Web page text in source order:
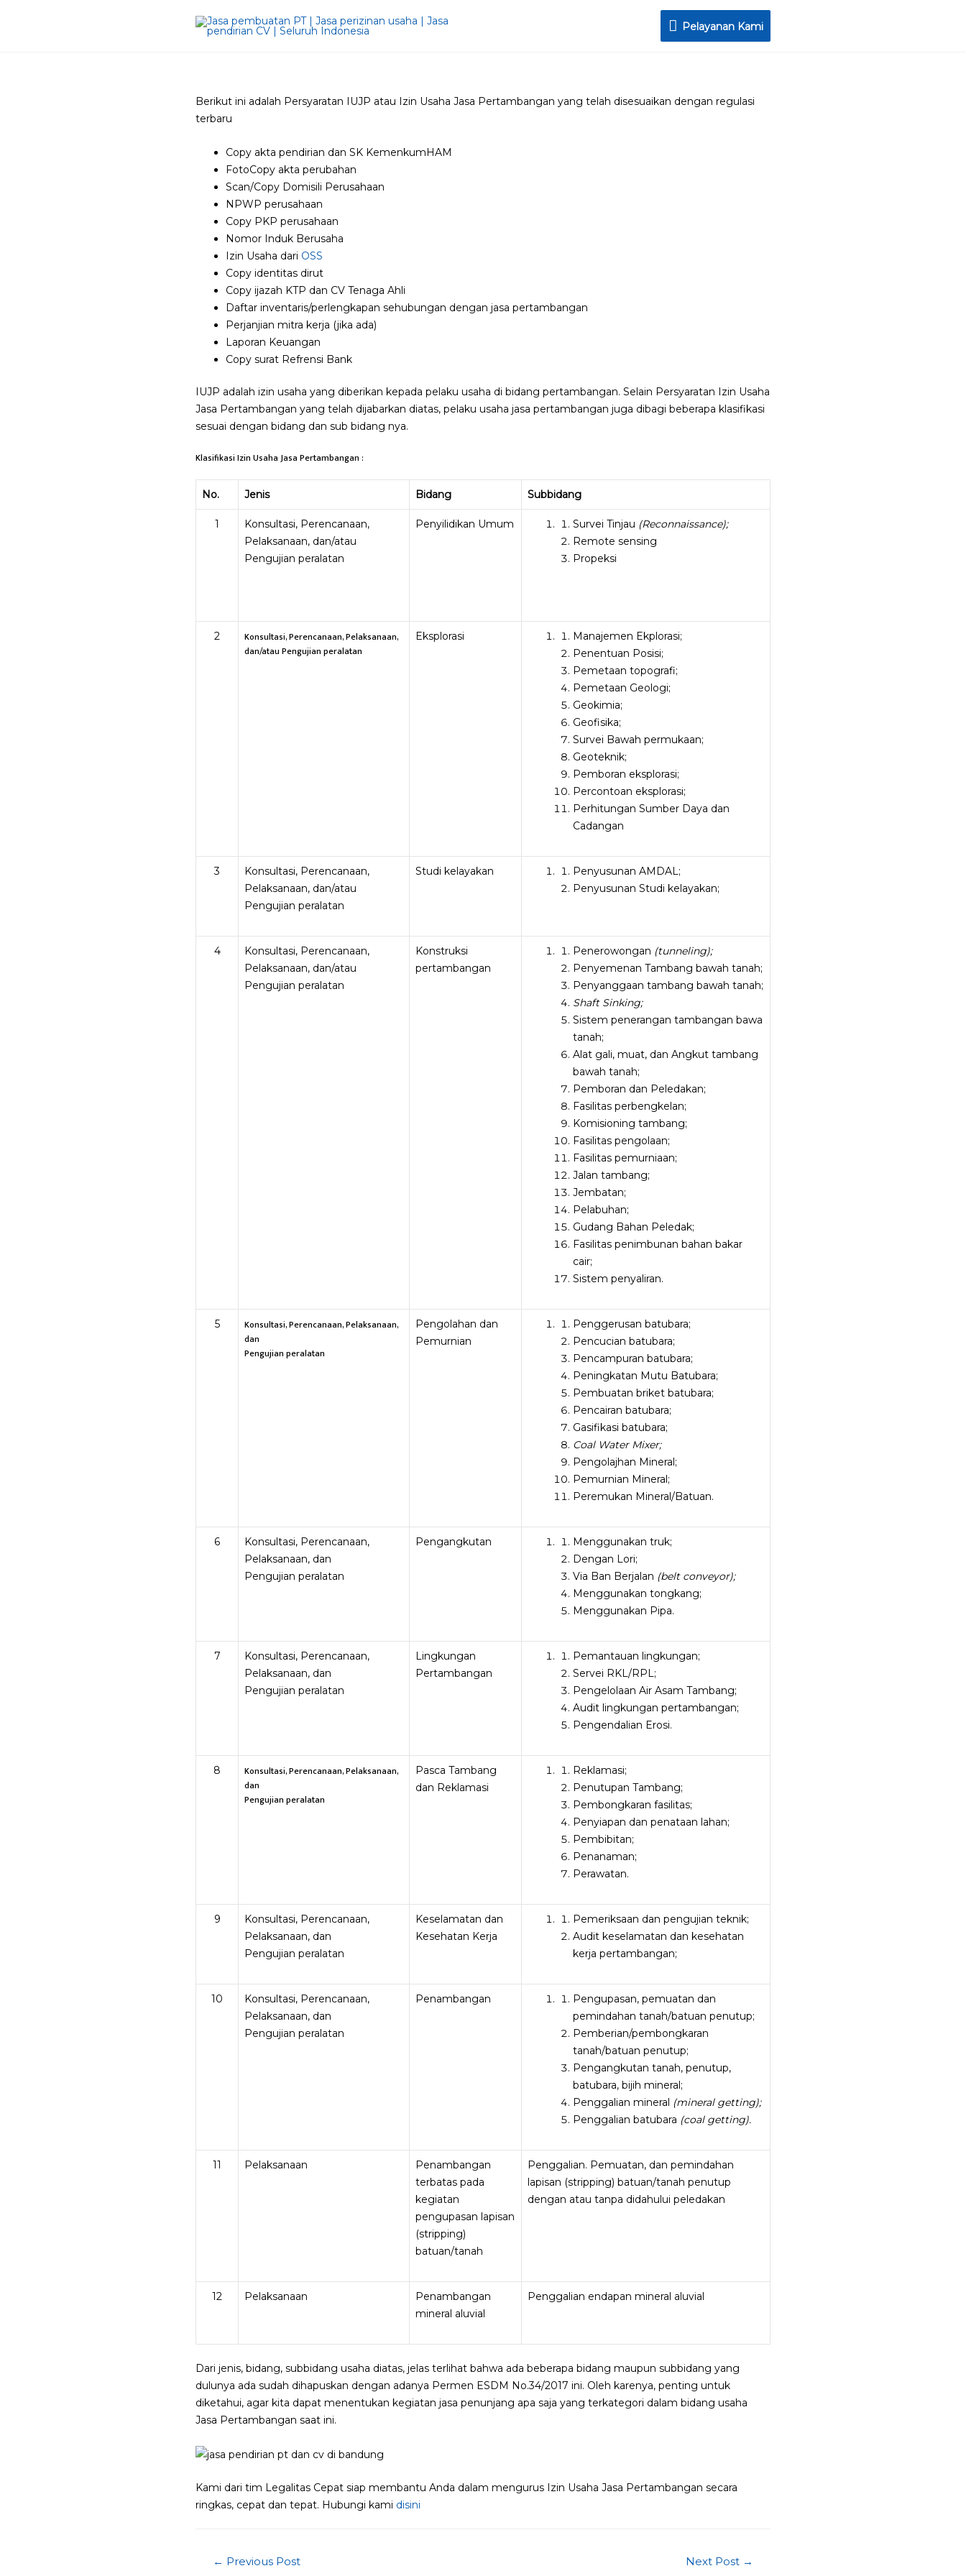
Pelayanan
Pelayanan Kami
Berikut ini adalah Persyaratan IUJP atau Izin Usaha Jasa Pertambangan yang telah disesuaikan dengan regulasi
terbaru
Copy akta pendirian dan SK KemenkumHAM
FotoCopy akta perubahan
Scan/Copy Domisili Perusahaan
NPWP perusahaan
Copy PKP perusahaan
Nomor Induk Berusaha
Izin Usaha dari OSS
Copy identitas dirut
Copy ijazah KTP dan CV Tenaga Ahli
Daftar inventaris/perlengkapan sehubungan dengan jasa pertambangan
Perjanjian mitra kerja (jika ada)
Laporan Keuangan
Copy surat Refrensi Bank
IUJP adalah izin usaha yang diberikan kepada pelaku usaha di bidang pertambangan. Selain Persyaratan Izin Usaha
Jasa Pertambangan yang telah dijabarkan diatas, pelaku usaha jasa pertambangan juga dibagi beberapa klasifikasi
sesuai dengan bidang dan sub bidang nya.
Klasifikasi Izin Usaha Jasa Pertambangan :
No. Jenis Bidang Subbidang
1
Konsultasi, Perencanaan,
Pelaksanaan, dan/atau
Pengujian peralatan
Penyilidikan Umum Survei Tinjau (Reconnaissance);
Remote sensing
Propeksi
2
Konsultasi, Perencanaan, Pelaksanaan,
dan/atau Pengujian peralatan
Eksplorasi
Manajemen Ekplorasi;
Penentuan Posisi;
Pemetaan topografi;
Pemetaan Geologi;
Geokimia;
Geofisika;
Survei Bawah permukaan;
Geoteknik;
Pemboran eksplorasi;
Percontoan eksplorasi;
Perhitungan Sumber Daya dan
Cadangan
3
Konsultasi, Perencanaan,
Pelaksanaan, dan/atau
Pengujian peralatan
Studi kelayakan
Penyusunan AMDAL;
Penyusunan Studi kelayakan;
4
Konsultasi, Perencanaan,
Pelaksanaan, dan/atau
Pengujian peralatan
Konstruksi
pertambangan
Penerowongan (tunneling);
Penyemenan Tambang bawah tanah;
Penyanggaan tambang bawah tanah;
Shaft Sinking;
Sistem penerangan tambangan bawa
tanah;
Alat gali, muat, dan Angkut tambang
bawah tanah;
Pemboran dan Peledakan;
Fasilitas perbengkelan;
Komisioning tambang;
Fasilitas pengolaan;
Fasilitas pemurniaan;
Jalan tambang;
Jembatan;
Pelabuhan;
Gudang Bahan Peledak;
Fasilitas penimbunan bahan bakar
cair;
Sistem penyaliran.
5
Konsultasi, Perencanaan, Pelaksanaan,
dan
Pengujian peralatan
Pengolahan dan
Pemurnian
Penggerusan batubara;
Pencucian batubara;
Pencampuran batubara;
Peningkatan Mutu Batubara;
Pembuatan briket batubara;
Pencairan batubara;
Gasifikasi batubara;
Coal Water Mixer;
Pengolajhan Mineral;
Pemurnian Mineral;
Peremukan Mineral/Batuan.
6
Konsultasi, Perencanaan,
Pelaksanaan, dan
Pengujian peralatan
Pengangkutan
Menggunakan truk;
Dengan Lori;
Via Ban Berjalan (belt conveyor);
Menggunakan tongkang;
Menggunakan Pipa.
7
Konsultasi, Perencanaan,
Pelaksanaan, dan
Pengujian peralatan
Lingkungan
Pertambangan
Pemantauan lingkungan;
Servei RKL/RPL;
Pengelolaan Air Asam Tambang;
Audit lingkungan pertambangan;
Pengendalian Erosi.
8
Konsultasi, Perencanaan, Pelaksanaan,
dan
Pengujian peralatan
Pasca Tambang
dan Reklamasi
Reklamasi;
Penutupan Tambang;
Pembongkaran fasilitas;
Penyiapan dan penataan lahan;
Pembibitan;
Penanaman;
Perawatan.
9
Konsultasi, Perencanaan,
Pelaksanaan, dan
Pengujian peralatan
Keselamatan dan
Kesehatan Kerja
Pemeriksaan dan pengujian teknik;
Audit keselamatan dan kesehatan
kerja pertambangan;
10
Konsultasi, Perencanaan,
Pelaksanaan, dan
Pengujian peralatan
Penambangan
Pengupasan, pemuatan dan
pemindahan tanah/batuan penutup;
Pemberian/pembongkaran
tanah/batuan penutup;
Pengangkutan tanah, penutup,
batubara, bijih mineral;
Penggalian mineral (mineral getting);
Penggalian batubara (coal getting).
11 Pelaksanaan
Penambangan
terbatas pada
kegiatan
pengupasan lapisan
(stripping)
batuan/tanah
Penggalian. Pemuatan, dan pemindahan
lapisan (stripping) batuan/tanah penutup
dengan atau tanpa didahului peledakan
12 Pelaksanaan
Penambangan
mineral aluvial
Penggalian endapan mineral aluvial
Dari jenis, bidang, subbidang usaha diatas, jelas terlihat bahwa ada beberapa bidang maupun subbidang yang
dulunya ada sudah dihapuskan dengan adanya Permen ESDM No.34/2017 ini. Oleh karenya, penting untuk
diketahui, agar kita dapat menentukan kegiatan jasa penunjang apa saja yang terkategori dalam bidang usaha
Jasa Pertambangan saat ini.
Kami dari tim Legalitas Cepat siap membantu Anda dalam mengurus Izin Usaha Jasa Pertambangan secara
ringkas, cepat dan tepat. Hubungi kami disini
← Previous Post Next Post →